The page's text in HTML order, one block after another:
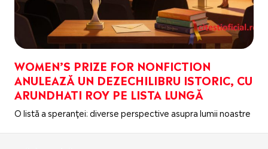
WOMEN’S PRIZE FOR NONFICTION
ANULEAZĂ UN DEZECHILIBRU ISTORIC, CU
ARUNDHATI ROY PE LISTA LUNGĂ
O listă a speranței: diverse perspective asupra lumii noastre